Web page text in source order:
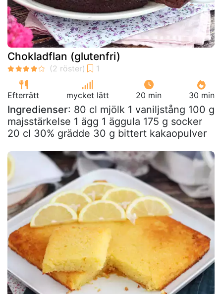
Chokladflan (glutenfri)
Efterrätt mycket lätt 20 min 30 min
Ingredienser: 80 cl mjölk 1 vaniljstång 100 g
majsstärkelse 1 ägg 1 äggula 175 g socker
20 cl 30% grädde 30 g bittert kakaopulver